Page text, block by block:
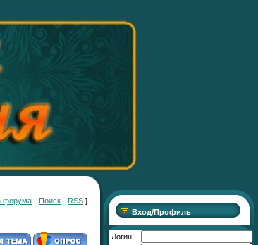
форума · Поиск · RSS ]
Вход/Профиль
Логин: